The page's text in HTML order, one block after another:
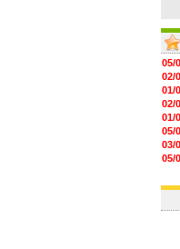
05/
02/
01/
02/
01/
05/
03/
05/
03/